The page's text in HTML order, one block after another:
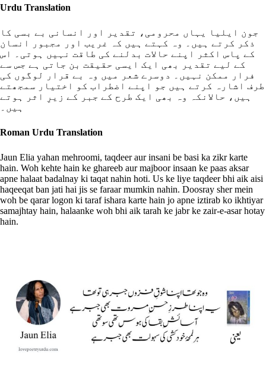
Urdu Translation
جون ایلیا یہاں محرومی، تقدیر اور انسانی بے بسی کا
ذکر کرتے ہیں۔ وہ کہتے ہیں کہ غریب اور مجبور انسان
کے پاس اکثر اپنے حالات بدلنے کی طاقت نہیں ہوتی۔ اس
کے لیے تقدیر بھی ایک ایسی حقیقت بن جاتی ہے جس سے
فرار ممکن نہیں۔ دوسرے شعر میں وہ بے قرار لوگوں کی
طرف اشارہ کرتے ہیں جو اپنے اضطراب کو اختیار سمجھتے
ہیں، حالانکہ وہ بھی ایک طرح کے جبر کے زیرِ اثر ہوتے
ہیں۔
Roman Urdu Translation
Jaun Elia yahan mehroomi, taqdeer aur insani be basi ka zikr karte
hain. Woh kehte hain ke ghareeb aur majboor insaan ke paas aksar
apne halaat badalnay ki taqat nahin hoti. Us ke liye taqdeer bhi aik aisi
haqeeqat ban jati hai jis se faraar mumkin nahin. Doosray sher mein
woh be qarar logon ki taraf ishara karte hain jo apne iztirab ko ikhtiyar
samajhtay hain, halaanke woh bhi aik tarah ke jabr ke zair-e-asar hotay
hain.